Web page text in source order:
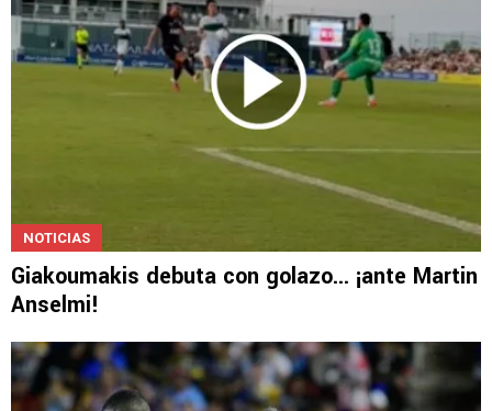
NOTICIAS
Giakoumakis debuta con golazo... ¡ante Martin
Anselmi!